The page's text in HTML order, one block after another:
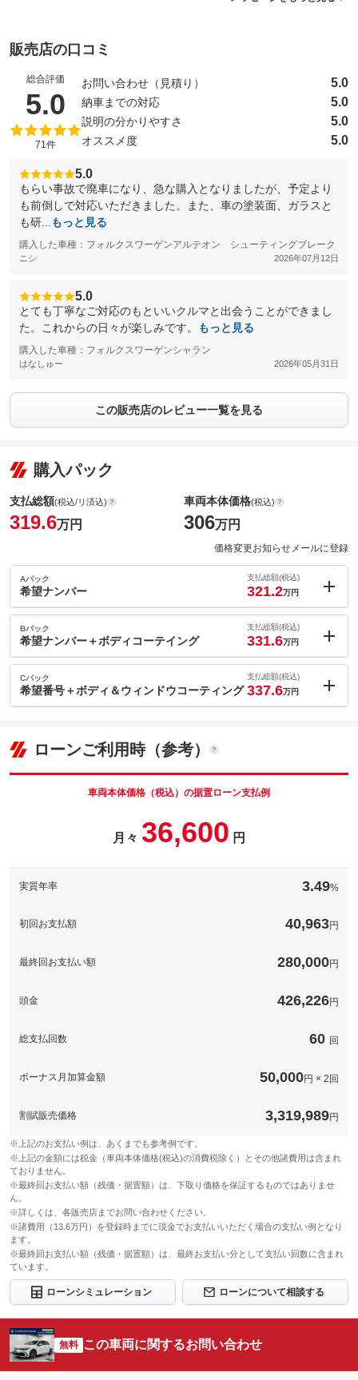
販売店の口コミ
総合評価
5.0 （5点満点中）
71件
お問い合わせ（見積り） 5.0
納車までの対応 5.0
説明の分かりやすさ 5.0
オススメ度 5.0
5.0
もらい事故で廃車になり、急な購入となりましたが、予定より
も前倒しで対応いただきました。また、車の塗装面、ガラスと
も研...
もっと見る
購入した車種：フォルクスワーゲンアルテオン シューティングブレーク
ニシ 2026年07月12日
5.0
とても丁寧なご対応のもといいクルマと出会うことができまし
た。これからの日々が楽しみです。
もっと見る
購入した車種：フォルクスワーゲンシャラン
はなしゅー 2026年05月31日
この販売店のレビュー一覧を見る
購入パック
支払総額(税込/リ済込)
319.6万円
車両本体価格(税込)
306万円
価格変更お知らせメールに登録
Aパック
希望ナンバー
支払総額(税込)
321.2万円
内：オプシ
ョン価格
(税込)
車両本体価
306万円
このパックの見積もり依頼（無料）
Bパック
希望ナンバー＋ボディコーテイング
支払総額(税込)
331.6万円
内：オプシ
ョン価格
(税込)
車両本体価
パック内容
Cパック
希望番号＋ボディ＆ウィンドウコーティング
支払総額(税込)
337.6万円
車両本体価
306
このパックの見積もり依頼（無料）
ローンご利用時（参考）
車両本体価格（税込）の据置ローン支払例
月々 36,600 円
実質年率 3.49%
初回お支払額 40,963円
最終回お支払い額 280,000円
頭金 426,226円
総支払回数 60 回
ボーナス月加算金額 50,000円 × 2回
割賦販売価格 3,319,989円
※上記のお支払い例は、あくまでも参考例です。
※上記の金額には税金（車両本体価格(税込)の消費税除く）とその他諸費用は含まれ
ておりません。
※最終回お支払い額（残価・据置額）は、下取り価格を保証するものではありませ
ん。
※詳しくは、各販売店までお問い合わせください。
※諸費用（13.6万円）を登録時までに現金でお支払いいただく場合の支払い例となり
ます。
※最終回お支払い額（残価・据置額）は、最終お支払い分として支払い回数に含まれ
ています。
ローンシミュレーション ローンについて相談する
無料 この車両に関するお問い合わせ